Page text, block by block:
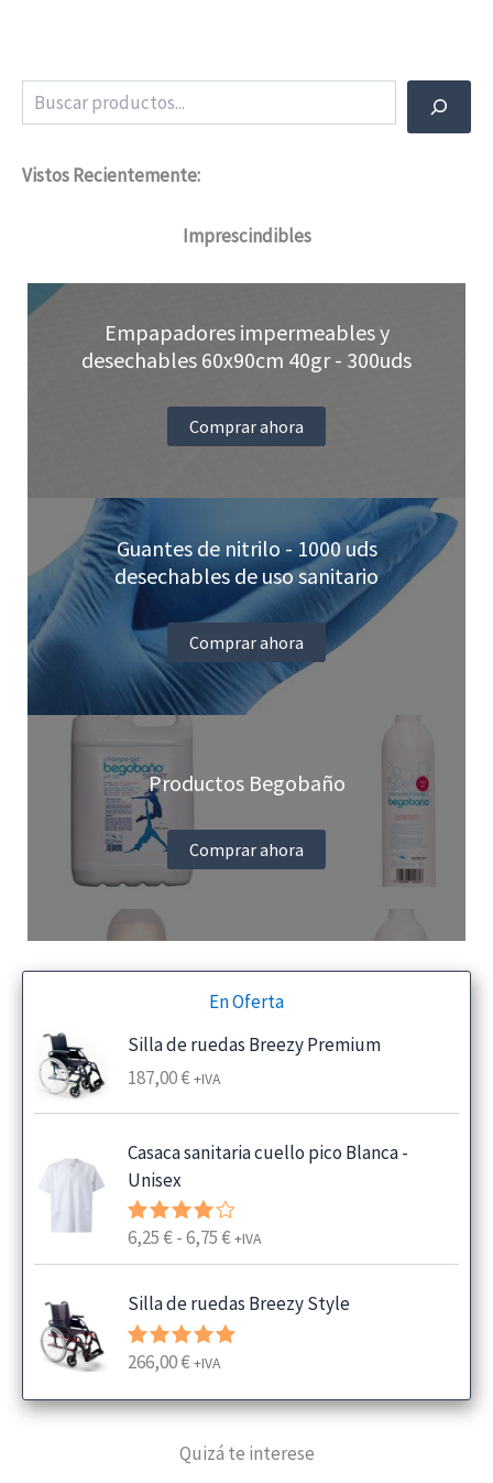
Vistos Recientemente:
Imprescindibles
Empapadores impermeables y
desechables 60x90cm 40gr - 300uds
Comprar ahora
Guantes de nitrilo - 1000 uds
desechables de uso sanitario
Comprar ahora
Productos Begobaño
Comprar ahora
En Oferta
Silla de ruedas Breezy Premium
187,00€+IVA
Casaca sanitaria cuello pico Blanca -
Unisex
Valorado
6,25€-6,75€R
a
o
e
r
+IVA
Silla de ruedas Breezy Style
Valorado
de 5
266,00€+IVA
Quizá te interese